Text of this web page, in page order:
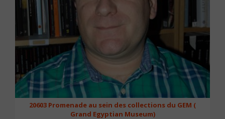
20603 Promenade au sein des collections du GEM (
Grand Egyptian Museum)